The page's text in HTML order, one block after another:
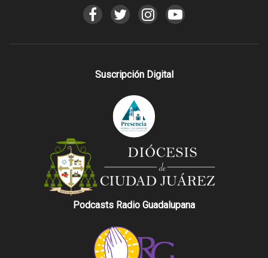
Suscripción Digital
Podcasts Radio Guadalupana